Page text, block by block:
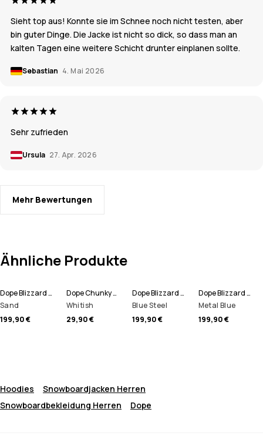
Sieht top aus! Konnte sie im Schnee noch nicht testen, aber
bin guter Dinge. Die Jacke ist nicht so dick, so dass man an
kalten Tagen eine weitere Schicht drunter einplanen sollte.
Sebastian 4. Mai 2026
Sehr zufrieden
Ursula 27. Apr. 2026
Mehr Bewertungen
Ähnliche Produkte
Dope Blizzard Full Zip Snowboardjacke Herren
Sand
199,90 €
Dope Chunky Mütze
Whitish
29,90 €
Dope Blizzard Full Zip Snowboardjacke Herren
Blue Steel
199,90 €
Dope Blizzard Full Zip Skijacke Herren
Metal Blue
199,90 €
Hoodies
Snowboardjacken Herren
Snowboardbekleidung Herren
Dope